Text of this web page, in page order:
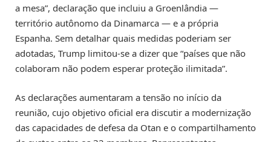
a mesa”, declaração que incluiu a Groenlândia —
território autônomo da Dinamarca — e a própria
Espanha. Sem detalhar quais medidas poderiam ser
adotadas, Trump limitou-se a dizer que “países que não
colaboram não podem esperar proteção ilimitada”.
As declarações aumentaram a tensão no início da
reunião, cujo objetivo oficial era discutir a modernização
das capacidades de defesa da Otan e o compartilhamento